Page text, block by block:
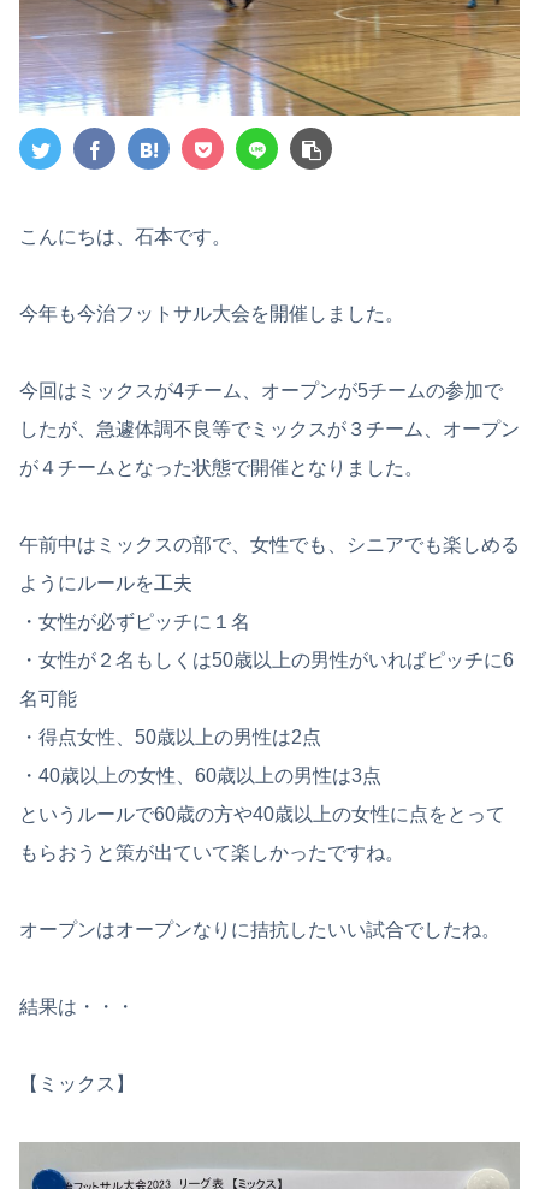
こんにちは、石本です。
今年も今治フットサル大会を開催しました。
今回はミックスが4チーム、オープンが5チームの参加で
したが、急遽体調不良等でミックスが３チーム、オープン
が４チームとなった状態で開催となりました。
午前中はミックスの部で、女性でも、シニアでも楽しめる
ようにルールを工夫
・女性が必ずピッチに１名
・女性が２名もしくは50歳以上の男性がいればピッチに6
名可能
・得点女性、50歳以上の男性は2点
・40歳以上の女性、60歳以上の男性は3点
というルールで60歳の方や40歳以上の女性に点をとって
もらおうと策が出ていて楽しかったですね。
オープンはオープンなりに拮抗したいい試合でしたね。
結果は・・・
【ミックス】